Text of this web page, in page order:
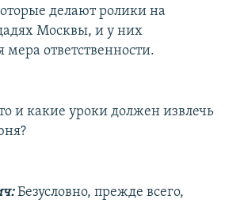
делают ролики на
Москвы, и у них
мера ответственности.
и какие уроки должен извлечь
Безусловно, прежде всего,